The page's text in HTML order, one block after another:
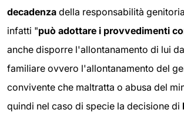
decadenza della responsabilità
infatti "può adottare i provvedimenti
anche disporre l'allontanamento di lui
familiare ovvero l'allontanamento del
convivente che maltratta o abusa del
quindi nel caso di specie la decisione di